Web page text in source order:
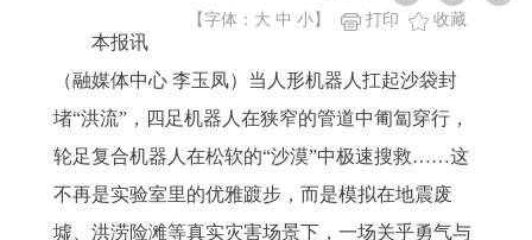
【字体： 大 中 小 】 打印 收藏
本报讯
（融媒体中心 李玉凤）当人形机器人扛起沙袋封
堵“洪流”，四足机器人在狭窄的管道中匍匐穿行，
轮足复合机器人在松软的“沙漠”中极速搜救……这
不再是实验室里的优雅踱步，而是模拟在地震废
墟、洪涝险滩等真实灾害场景下，一场关乎勇气与